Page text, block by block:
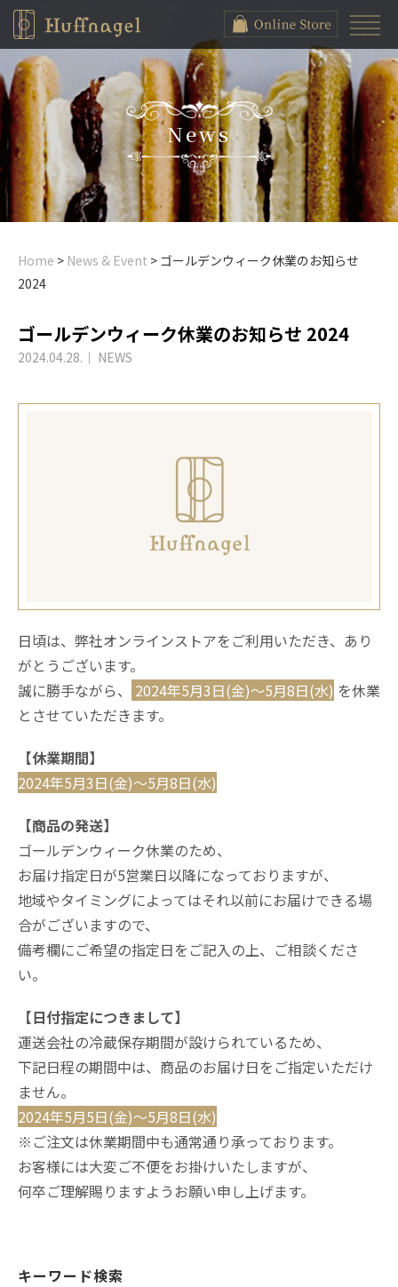
News
Home > News & Event > ゴールデンウィーク休業のお知らせ
2024
ゴールデンウィーク休業のお知らせ 2024
2024.04.28. ｜ NEWS
日頃は、弊社オンラインストアをご利用いただき、あり
がとうございます。
誠に勝手ながら、
2024年5月3日(金)〜5月8日(水) を休業
とさせていただきます。
【休業期間】
2024年5月3日(金)〜5月8日(水)
【商品の発送】
ゴールデンウィーク休業のため、
お届け指定日が5営業日以降になっておりますが、
地域やタイミングによってはそれ以前にお届けできる場
合がございますので、
備考欄にご希望の指定日をご記入の上、ご相談くださ
い。
【日付指定につきまして】
運送会社の冷蔵保存期間が設けられているため、
下記日程の期間中は、商品のお届け日をご指定いただけ
ません。
2024年5月5日(金)〜5月8日(水)
※ご注文は休業期間中も通常通り承っております。
お客様には大変ご不便をお掛けいたしますが、
何卒ご理解賜りますようお願い申し上げます。
キーワード検索